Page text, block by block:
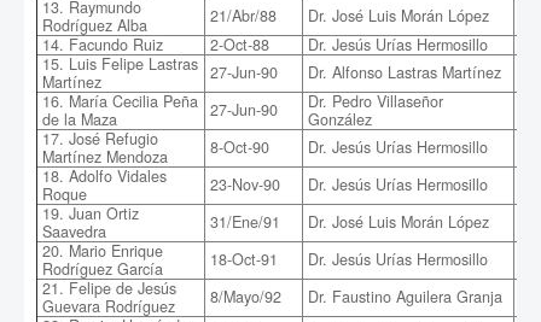
13. Raymundo
Rodríguez Alba
21/Abr/88 Dr. José Luis Morán López
14. Facundo Ruiz
2-Oct-88 Dr. Jesús Urías Hermosillo
15. Luis Felipe Lastras
Martínez
27-Jun-90 Dr. Alfonso Lastras Martínez
16. María Cecilia Peña
de la Maza
27-Jun-90
Dr. Pedro Villaseñor
González
17. José Refugio
Martínez Mendoza
8-Oct-90 Dr. Jesús Urías Hermosillo
18. Adolfo Vidales
Roque
23-Nov-90 Dr. Jesús Urías Hermosillo
19. Juan Ortiz
Saavedra
31/Ene/91 Dr. José Luis Morán López
20. Mario Enrique
Rodríguez García
18-Oct-91 Dr. Jesús Urías Hermosillo
21. Felipe de Jesús
Guevara Rodríguez
8/Mayo/92 Dr. Faustino Aguilera Granja